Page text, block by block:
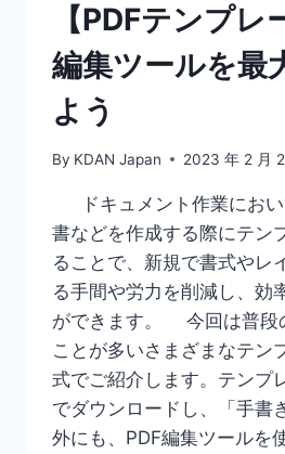
や
す
く
【PDFテンプレ
編集ツールを最
よう
By KDAN Japan 2023 年 2 月
ドキュメント作業におい
書などを作成する際にテン
ることで、新規で書式やレ
る手間や労力を削減し、効
ができます。 今回は普段
ことが多いさまざまなテン
式でご紹介します。テンプ
でダウンロードし、「手書
外にも、PDF編集ツールを